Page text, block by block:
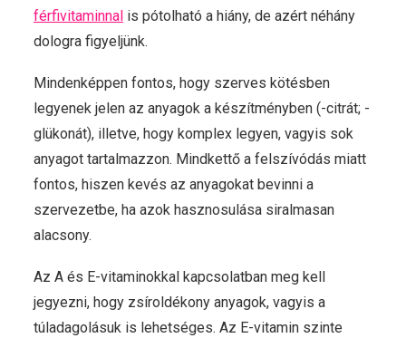
férfivitaminnal is pótolható a hiány, de azért néhány
dologra figyeljünk.
Mindenképpen fontos, hogy szerves kötésben
legyenek jelen az anyagok a készítményben (-citrát; -
glükonát), illetve, hogy komplex legyen, vagyis sok
anyagot tartalmazzon. Mindkettő a felszívódás miatt
fontos, hiszen kevés az anyagokat bevinni a
szervezetbe, ha azok hasznosulása siralmasan
alacsony.
Az A és E-vitaminokkal kapcsolatban meg kell
jegyezni, hogy zsíroldékony anyagok, vagyis a
túladagolásuk is lehetséges. Az E-vitamin szinte